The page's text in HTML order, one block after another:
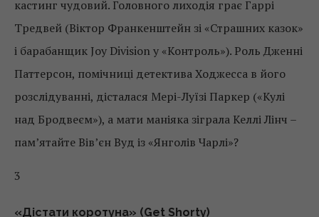
кастинг чудовий. Головного лиходія грає Гаррі
Тредвей (Віктор Франкенштейн зі «Страшних казок»
і барабанщик Joy Division у «Контроль»). Роль Дженні
Паттерсон, помічниці детектива Ходжесса в його
розслідуванні, дісталася Мері-Луїзі Паркер («Кулі
над Бродвеєм»), а мати маніяка зіграла Келлі Лінч –
пам’ятайте Вів’єн Вуд із «Янголів Чарлі»?
3
«Дістати коротуна» (Get Shorty)